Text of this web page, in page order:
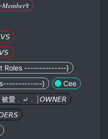
𝑀𝑒𝑚𝑏𝑒𝑟✞
Roles --------------}
}
Cee
被愛﹒⤾﹒┊𝘖𝘞𝘕𝘌𝘙